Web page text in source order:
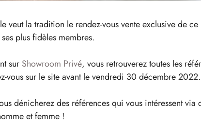
veut la tradition le rendez-vous vente exclusive de
plus fidèles membres.
sur Showroom Privé, vous retrouverez toutes les
vous sur le site avant le vendredi 30 décembre 2022.
dénicherez des références qui vous intéressent
et femme !